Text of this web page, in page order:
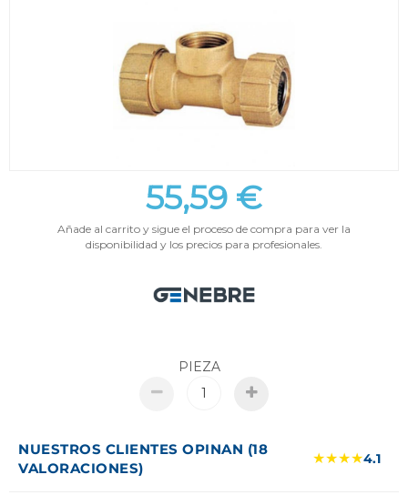
55,59 €
Añade al carrito y sigue el proceso de compra para ver la
disponibilidad y los precios para profesionales.
PIEZA
NUESTROS CLIENTES OPINAN (18
VALORACIONES)
★★★★4.1